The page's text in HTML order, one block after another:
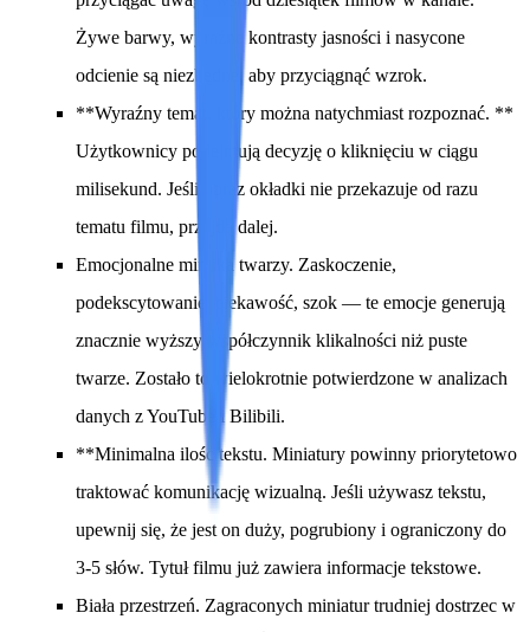
Żywe barwy, wyraźne kontrasty jasności i nasycone
odcienie są niezbędne, aby przyciągnąć wzrok.
**Wyraźny temat, który można natychmiast rozpoznać. **
Użytkownicy podejmują decyzję o kliknięciu w ciągu
milisekund. Jeśli obraz okładki nie przekazuje od razu
tematu filmu, przejdą dalej.
Emocjonalne mimika twarzy. Zaskoczenie,
podekscytowanie, ciekawość, szok — te emocje generują
znacznie wyższy współczynnik klikalności niż puste
twarze. Zostało to wielokrotnie potwierdzone w analizach
danych z YouTube i Bilibili.
**Minimalna ilość tekstu. Miniatury powinny priorytetowo
traktować komunikację wizualną. Jeśli używasz tekstu,
upewnij się, że jest on duży, pogrubiony i ograniczony do
3-5 słów. Tytuł filmu już zawiera informacje tekstowe.
Biała przestrzeń. Zagraconych miniatur trudniej dostrzec w